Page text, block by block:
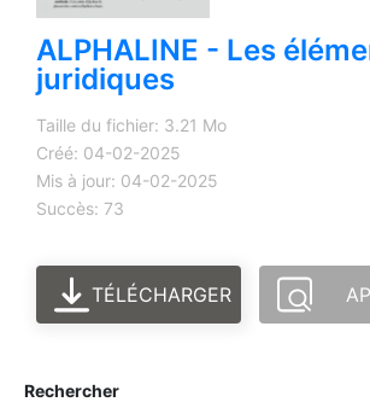
ALPHALINE - Les
juridiques
Taille du fichier: 3.21 Mo
Créé: 04-02-2025
Mis à jour: 04-02-2025
Succès: 73
TÉLÉCHARGER
Rechercher